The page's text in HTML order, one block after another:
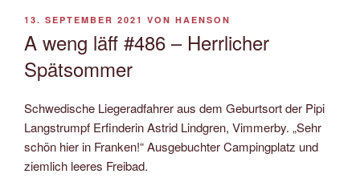
VERÖFFENTLICHT
13. SEPTEMBER 2021 VON HAENSON
A weng läff #486 – Herrlicher
Spätsommer
Schwedische Liegeradfahrer aus dem Geburtsort der Pipi
Langstrumpf Erfinderin Astrid Lindgren, Vimmerby. „Sehr
schön hier in Franken!“ Ausgebuchter Campingplatz und
ziemlich leeres Freibad.